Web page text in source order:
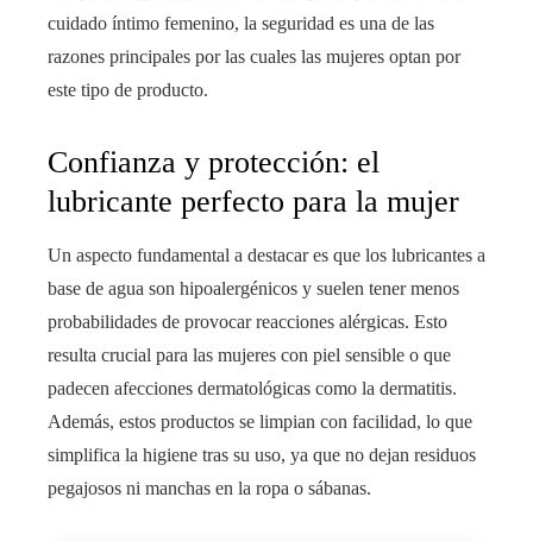
cuidado íntimo femenino, la seguridad es una de las
razones principales por las cuales las mujeres optan por
este tipo de producto.
Confianza y protección: el
lubricante perfecto para la mujer
Un aspecto fundamental a destacar es que los lubricantes a
base de agua son hipoalergénicos y suelen tener menos
probabilidades de provocar reacciones alérgicas. Esto
resulta crucial para las mujeres con piel sensible o que
padecen afecciones dermatológicas como la dermatitis.
Además, estos productos se limpian con facilidad, lo que
simplifica la higiene tras su uso, ya que no dejan residuos
pegajosos ni manchas en la ropa o sábanas.